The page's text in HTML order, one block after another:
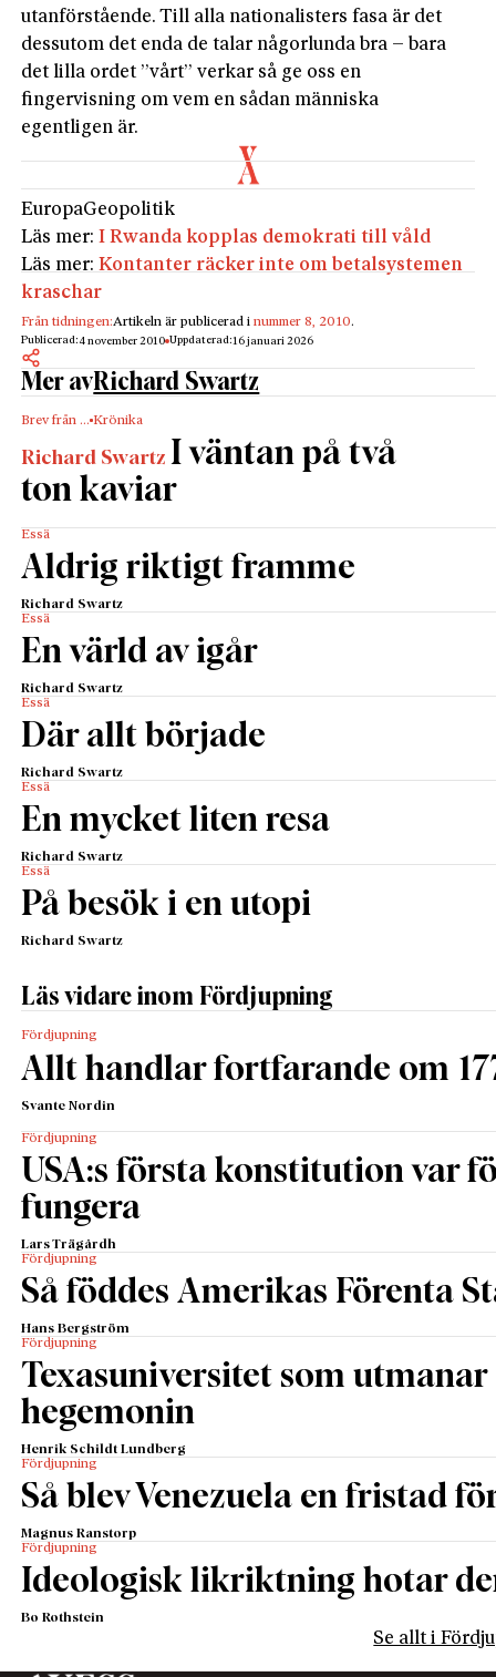
utanförstående. Till alla nationalisters fasa är det
dessutom det enda de talar någorlunda bra – bara
det lilla ordet ”vårt” verkar så ge oss en
fingervisning om vem en sådan människa
egentligen är.
EuropaGeopolitik
Läs mer:I Rwanda kopplas demokrati till våld
Läs mer:Kontanter räcker inte om betalsystemen
kraschar
Från tidningen:Artikeln är publicerad inummer 8, 2010.
Publicerad:4 november 2010 Uppdaterad:16 januari 2026
Mer avRichard Swartz
Brev från … Krönika
Richard Swartz I väntan på två
ton kaviar
Essä
Aldrig riktigt framme
Richard Swartz
Essä
En värld av igår
Richard Swartz
Essä
Där allt började
Richard Swartz
Essä
En mycket liten resa
Richard Swartz
Essä
På besök i en utopi
Richard Swartz
Läs vidare inom Fördjupning
Fördjupning
Allt handlar fortfarande om
Svante Nordin
Fördjupning
USA:s första konstitution var
fungera
Lars Trägårdh
Fördjupning
Så föddes Amerikas Förenta
Hans Bergström
Fördjupning
Texasuniversitet som utmanar
hegemonin
Henrik Schildt Lundberg
Fördjupning
Så blev Venezuela en fristad
Magnus Ranstorp
Fördjupning
Ideologisk likriktning hotar
Bo Rothstein
Se allt i